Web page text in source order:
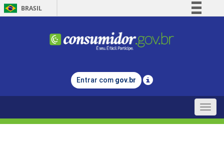
BRASIL
Comunica BR
Legislação
Entrar com gov.br
Toggle